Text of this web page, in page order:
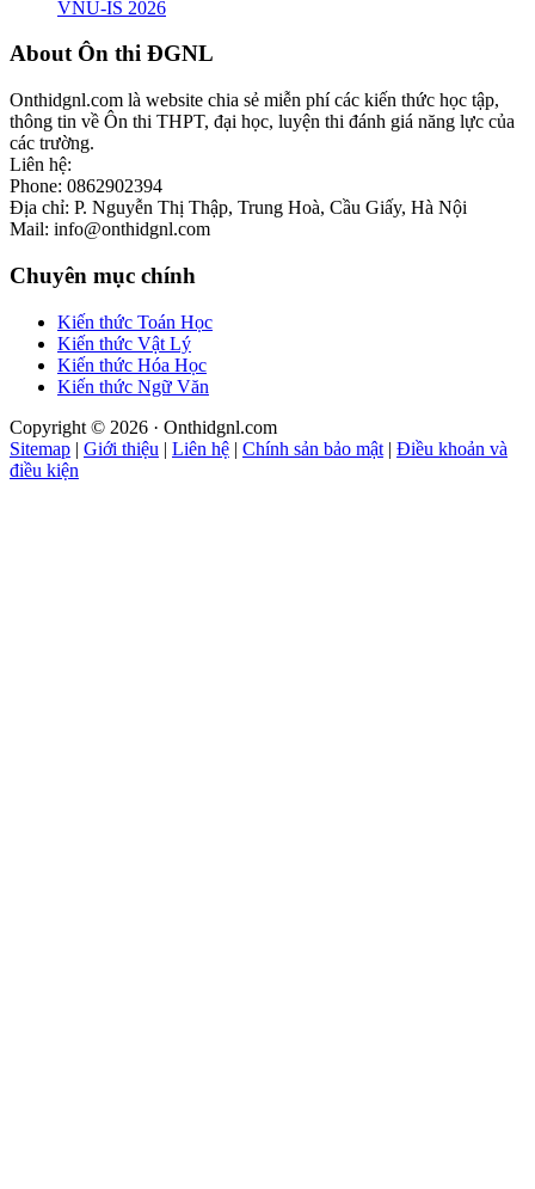
VNU-IS 2026
Footer
About Ôn thi ĐGNL
Onthidgnl.com là website chia sẻ miễn phí các kiến thức học tập,
thông tin về Ôn thi THPT, đại học, luyện thi đánh giá năng lực của
các trường.
Liên hệ:
Phone: 0862902394
Địa chỉ: P. Nguyễn Thị Thập, Trung Hoà, Cầu Giấy, Hà Nội
Mail: info@onthidgnl.com
Chuyên mục chính
Kiến thức Toán Học
Kiến thức Vật Lý
Kiến thức Hóa Học
Kiến thức Ngữ Văn
Copyright © 2026 · Onthidgnl.com
Sitemap | Giới thiệu | Liên hệ | Chính sản bảo mật | Điều khoản và
điều kiện